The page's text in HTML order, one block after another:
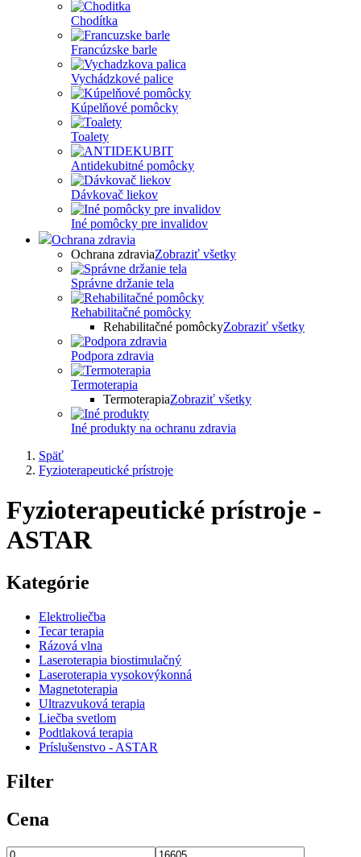
Chodítka
Francúzske barle
Vychádzkové palice
Kúpelňové pomôcky
Toalety
Antidekubitné pomôcky
Dávkovač liekov
Iné pomôcky pre invalidov
Ochrana zdravia
Ochrana zdraviaZobraziť všetky
Správne držanie tela
Rehabilitačné pomôcky
Rehabilitačné pomôckyZobraziť všetky
Podpora zdravia
Termoterapia
TermoterapiaZobraziť všetky
Iné produkty na ochranu zdravia
Späť
Fyzioterapeutické prístroje
Fyzioterapeutické prístroje -
ASTAR
Kategórie
Elektroliečba
Tecar terapia
Rázová vlna
Laseroterapia biostimulačný
Laseroterapia vysokovýkonná
Magnetoterapia
Ultrazvuková terapia
Liečba svetlom
Podtlaková terapia
Príslušenstvo - ASTAR
Filter
Cena